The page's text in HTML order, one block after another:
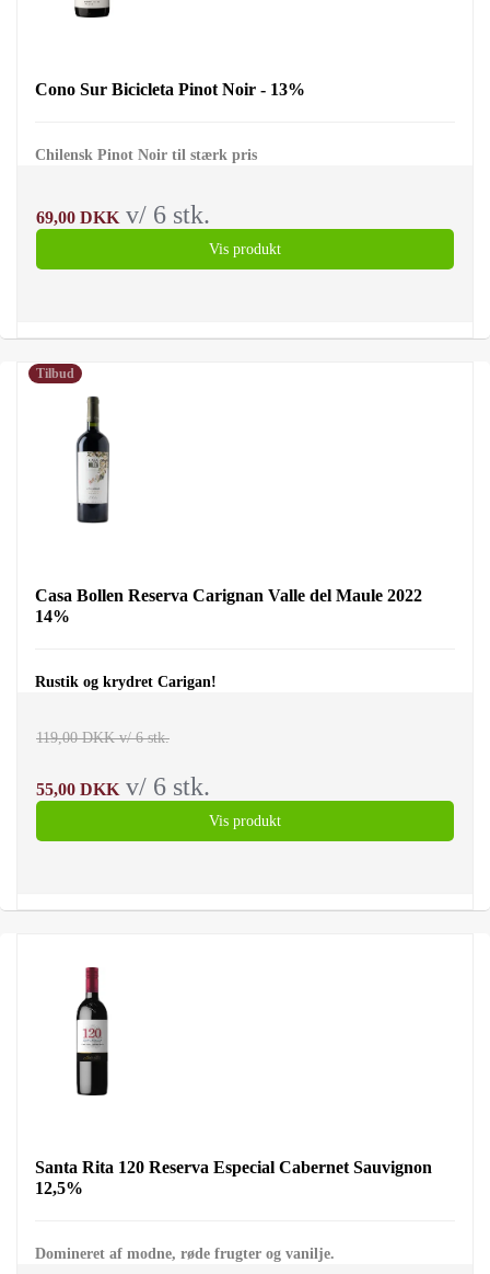
Cono Sur Bicicleta Pinot Noir - 13%
Chilensk Pinot Noir til stærk pris
69,00 DKK v/ 6 stk.
Vis produkt
Tilbud
Casa Bollen Reserva Carignan Valle del Maule 2022
14%
Rustik og krydret Carigan!
119,00 DKK v/ 6 stk.
55,00 DKK v/ 6 stk.
Vis produkt
Santa Rita 120 Reserva Especial Cabernet Sauvignon
12,5%
Domineret af modne, røde frugter og vanilje.